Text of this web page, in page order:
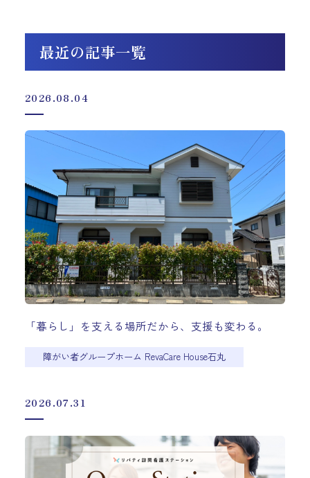
最近の記事一覧
2026.08.04
「暮らし」を支える場所だから、支援も変わる。
障がい者グループホーム RevaCare House石丸
2026.07.31